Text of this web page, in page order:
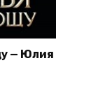
— Юлия